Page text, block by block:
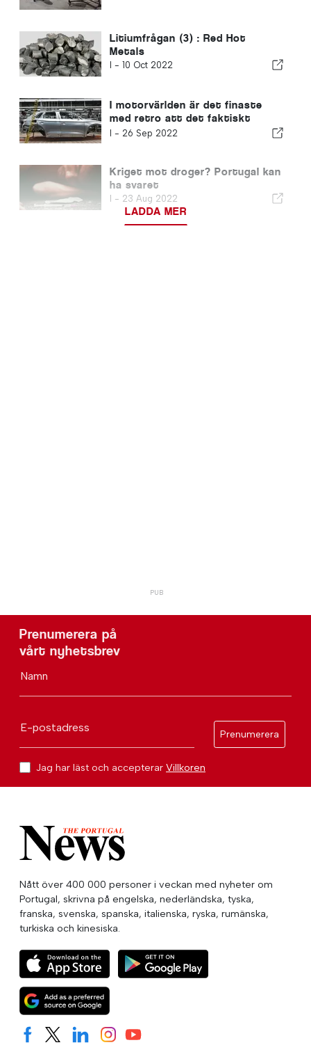
Litiumfrågan (3) : Red Hot
Metals
I - 10 Oct 2022
I motorvärlden är det finaste
med retro att det faktiskt
fungerar!
I - 26 Sep 2022
Kriget mot droger? Portugal kan
ha svaret
I - 23 Aug 2022
LADDA MER
Prenumerera på
vårt nyhetsbrev
Namn
E-postadress
Prenumerera
Jag har läst och accepterar Villkoren
Nått över 400 000 personer i veckan med nyheter om
Portugal, skrivna på engelska, nederländska, tyska,
franska, svenska, spanska, italienska, ryska, rumänska,
turkiska och kinesiska.